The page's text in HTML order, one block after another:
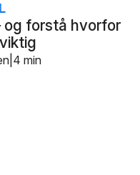
og forstå hvorfor
4 min